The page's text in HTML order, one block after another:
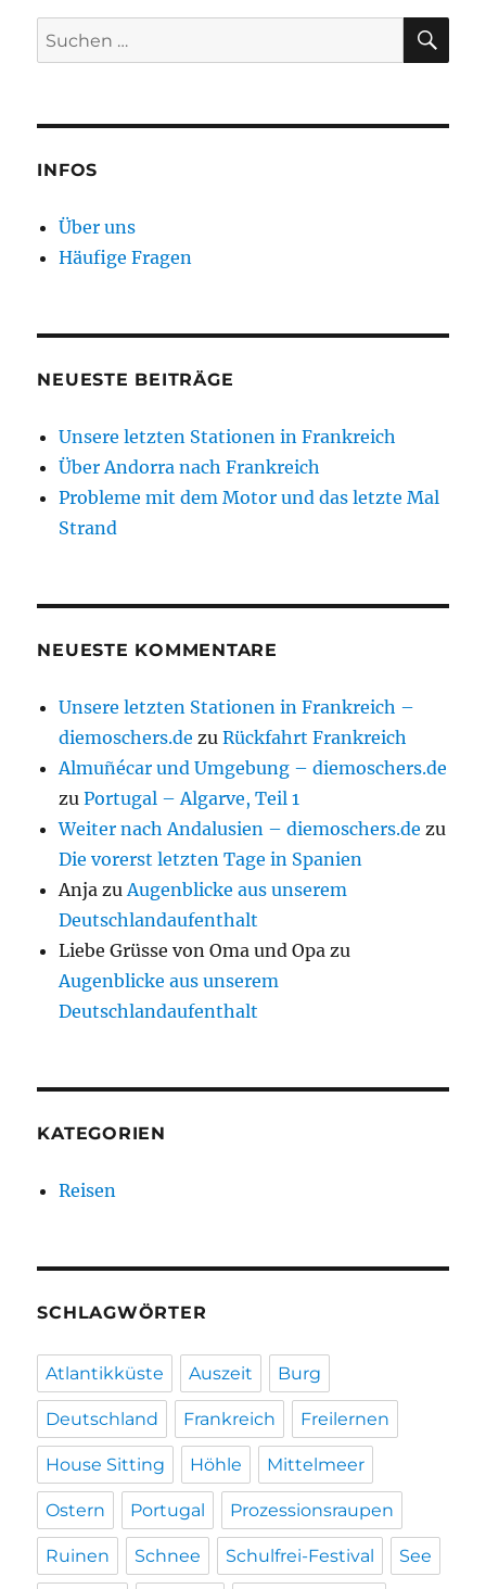
Suchen
nach:
INFOS
Über uns
Häufige Fragen
NEUESTE BEITRÄGE
Unsere letzten Stationen in Frankreich
Über Andorra nach Frankreich
Probleme mit dem Motor und das letzte Mal
Strand
NEUESTE KOMMENTARE
Unsere letzten Stationen in Frankreich –
diemoschers.de zuRückfahrt Frankreich
Almuñécar und Umgebung – diemoschers.de
zuPortugal – Algarve, Teil 1
Weiter nach Andalusien – diemoschers.de zu
Die vorerst letzten Tage in Spanien
Anja zu Augenblicke aus unserem
Deutschlandaufenthalt
Liebe Grüsse von Oma und Opa zu
Augenblicke aus unserem
Deutschlandaufenthalt
KATEGORIEN
Reisen
SCHLAGWÖRTER
Atlantikküste Auszeit Burg
Deutschland Frankreich Freilernen
House Sitting Höhle Mittelmeer
Ostern Portugal Prozessionsraupen
Ruinen Schnee Schulfrei-Festival See